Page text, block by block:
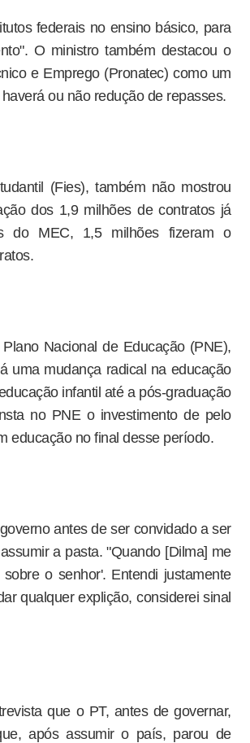
federais no ensino básico, para
O ministro também destacou o
e Emprego (Pronatec) como um
ou não redução de repasses.
(Fies), também não mostrou
dos 1,9 milhões de contratos já
do MEC, 1,5 milhões fizeram o
Nacional de Educação (PNE),
uma mudança radical na educação
infantil até a pós-graduação
no PNE o investimento de pelo
educação no final desse período.
antes de ser convidado a ser
a pasta. "Quando [Dilma] me
o senhor'. Entendi justamente
qualquer explição, considerei sinal
que o PT, antes de governar,
após assumir o país, parou de